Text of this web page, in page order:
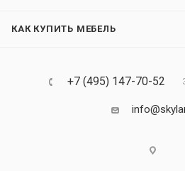
КАК КУПИТЬ МЕБЕЛЬ
+7 (495) 147-70-52